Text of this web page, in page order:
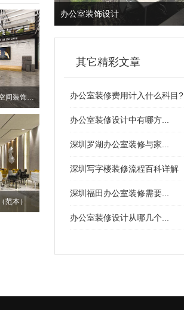
深圳南山个性化厂房办公空间装饰设计
范本）
办公室装饰设计
其它精彩文章
办公室装修费用计入什么科目?
办公室装修设计中有哪方...
深圳罗湖办公室装修与家...
深圳写字楼装修流程百科详解
深圳福田办公室装修需要...
办公室装修设计从哪几个...